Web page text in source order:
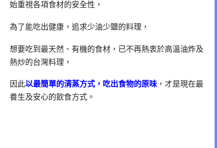
始重視各項食材的安全性，
為了能吃出健康，追求少油少鹽的料理，
想要吃到最天然、有機的食材，已不再熱衷於高溫油炸及
熱炒的台灣料理，
因此以最簡單的清蒸方式，吃出食物的原味 ，才是現在最
養生及安心的飲食方式。